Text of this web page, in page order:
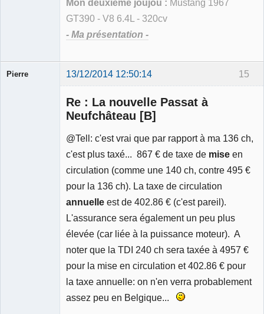
Mon deuxième joujou : Mustang 1967
GT390 - V8 6.4L - 320cv
- Ma présentation -
15
Pierre 13/12/2014 12:50:14
Re : La nouvelle Passat à
Neufchâteau [B]
@Tell: c'est vrai que par rapport à ma 136 ch,
c'est plus taxé... 867 € de taxe de mise en
circulation (comme une 140 ch, contre 495 €
pour la 136 ch). La taxe de circulation
annuelle est de 402.86 € (c'est pareil).
L'assurance sera également un peu plus
élevée (car liée à la puissance moteur). A
noter que la TDI 240 ch sera taxée à 4957 €
pour la mise en circulation et 402.86 € pour
la taxe annuelle: on n'en verra probablement
assez peu en Belgique...